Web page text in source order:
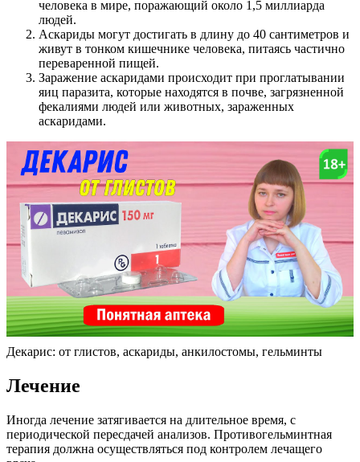
человека в мире, поражающий около 1,5 миллиарда
людей.
Аскариды могут достигать в длину до 40 сантиметров и
живут в тонком кишечнике человека, питаясь частично
переваренной пищей.
Заражение аскаридами происходит при проглатывании
яиц паразита, которые находятся в почве, загрязненной
фекалиями людей или животных, зараженных
аскаридами.
Декарис: от глистов, аскариды, анкилостомы, гельминты
Лечение
Иногда лечение затягивается на длительное время, с
периодической пересдачей анализов. Противогельминтная
терапия должна осуществляться под контролем лечащего